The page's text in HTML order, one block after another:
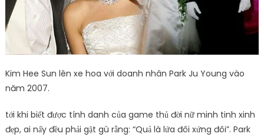
Kim Hee Sun lên xe hoa với doanh nhân Park Ju Young vào
năm 2007.
tới khi biết được tính danh của game thủ đời nữ minh tinh xinh
đẹp, ai nấy đều phải gật gù rằng: “Quả là lứa đôi xứng đôi”. Park